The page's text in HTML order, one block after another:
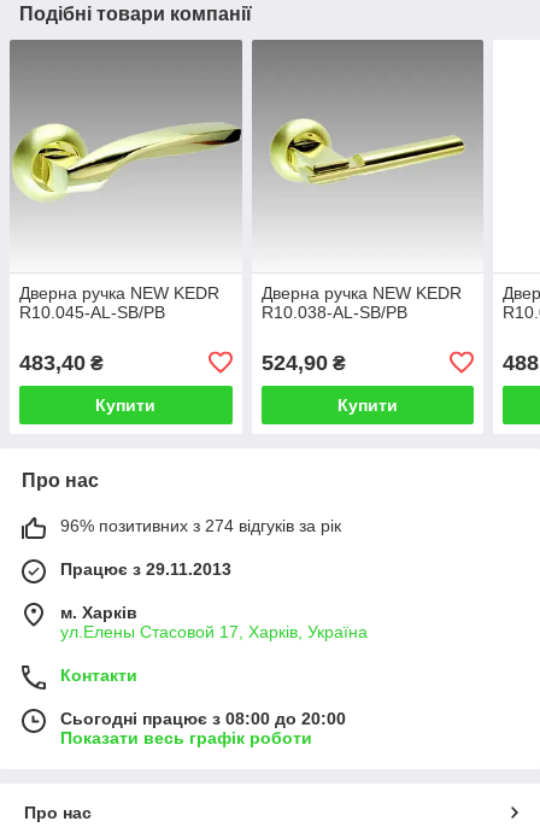
Подібні товари компанії
Дверна ручка NEW KEDR
R10.045-AL-SB/PB
483,40 ₴
Купити
Дверна ручка NEW KEDR
R10.038-AL-SB/PB
524,90₴
Купити
Про нас
96% позитивних з 274 відгуків за рік
Працює з 29.11.2013
м. Харків
ул.Елены Стасовой 17, Харків, Україна
Контакти
Сьогодні працює з 08:00 до 20:00
Показати весь графік роботи
Про нас